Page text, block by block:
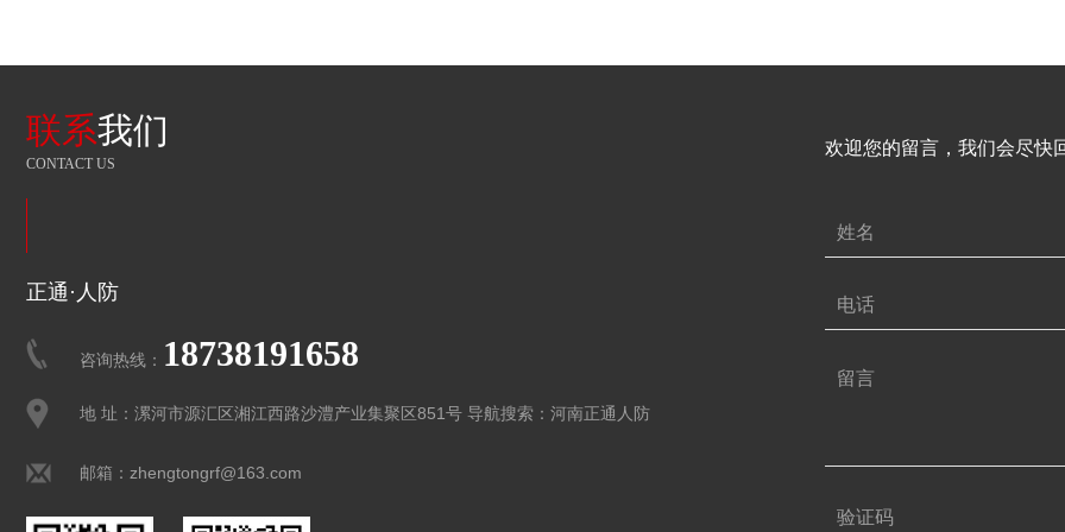
联系我们
CONTACT US
正通·人防
咨询热线： 18738191658
地 址：漯河市源汇区湘江西路沙澧产业集聚区851号 导航搜索：河南正通人防
邮箱：zhengtongrf@163.com
欢迎您的留言，我们会尽快